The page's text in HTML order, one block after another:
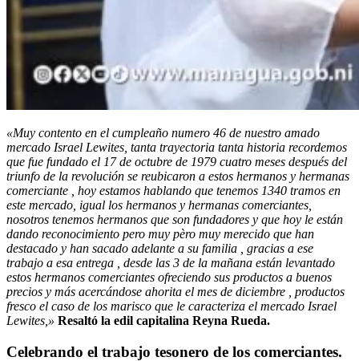
«Muy contento en el cumpleaño numero 46 de nuestro amado
mercado Israel Lewites, tanta trayectoria tanta historia recordemos
que fue fundado el 17 de octubre de 1979 cuatro meses después del
triunfo de la revolución se reubicaron a estos hermanos y hermanas
comerciante , hoy estamos hablando que tenemos 1340 tramos en
este mercado, igual los hermanos y hermanas comerciantes,
nosotros tenemos hermanos que son fundadores y que hoy le están
dando reconocimiento pero muy pèro muy merecido que han
destacado y han sacado adelante a su familia , gracias a ese
trabajo a esa entrega , desde las 3 de la mañana están levantado
estos hermanos comerciantes ofreciendo sus productos a buenos
precios y más acercándose ahorita el mes de diciembre , productos
fresco el caso de los marisco que le caracteriza el mercado Israel
Lewites,» Resaltó la edil capitalina Reyna Rueda.
Celebrando el trabajo tesonero de los comerciantes.